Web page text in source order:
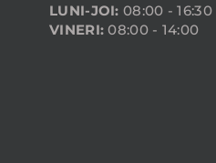
LUNI-JOI: 08:00 - 16:30
VINERI: 08:00 - 14:00